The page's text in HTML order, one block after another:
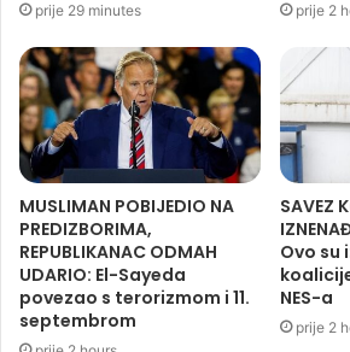
prije 29 minutes prije 2
MUSLIMAN POBIJEDIO NA
PREDIZBORIMA,
REPUBLIKANAC ODMAH
UDARIO: El-Sayeda
povezao s terorizmom i 11.
septembrom
SAVEZ
Ovo su
NES-a
prije 2